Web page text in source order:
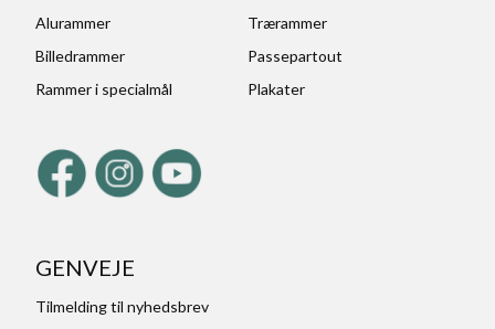
Alurammer
Trærammer
Billedrammer
Passepartout
Rammer i specialmål
Plakater
GENVEJE
Tilmelding til nyhedsbrev